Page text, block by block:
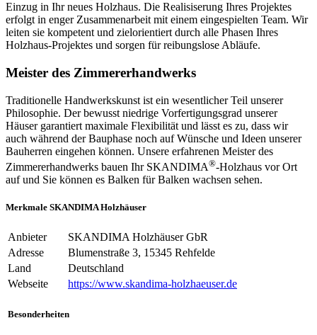
Einzug in Ihr neues Holzhaus. Die Realisiserung Ihres Projektes
erfolgt in enger Zusammenarbeit mit einem eingespielten Team. Wir
leiten sie kompetent und zielorientiert durch alle Phasen Ihres
Holzhaus-Projektes und sorgen für reibungslose Abläufe.
Meister des Zimmererhandwerks
Traditionelle Handwerkskunst ist ein wesentlicher Teil unserer
Philosophie. Der bewusst niedrige Vorfertigungsgrad unserer
Häuser garantiert maximale Flexibilität und lässt es zu, dass wir
auch während der Bauphase noch auf Wünsche und Ideen unserer
Bauherren eingehen können. Unsere erfahrenen Meister des
Zimmererhandwerks bauen Ihr SKANDIMA®-Holzhaus vor Ort
auf und Sie können es Balken für Balken wachsen sehen.
Merkmale SKANDIMA Holzhäuser
Anbieter
SKANDIMA Holzhäuser GbR
Adresse
Blumenstraße 3, 15345 Rehfelde
Land
Deutschland
Webseite
https://www.skandima-holzhaeuser.de
Besonderheiten